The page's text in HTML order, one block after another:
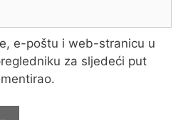
e-poštu i web-stranicu u
za sljedeći put